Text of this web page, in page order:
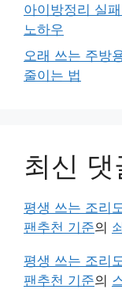
아이방정리 실
노하우
오래 쓰는 주방
줄이는 법
최신 댓
평생 쓰는 조리
팬추천 기준의
평생 쓰는 조리
팬추천 기준의